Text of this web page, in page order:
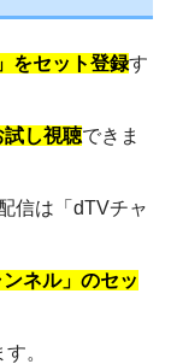
をセット登録す
し視聴できま
信は「dTVチャ
ネル」のセッ
。